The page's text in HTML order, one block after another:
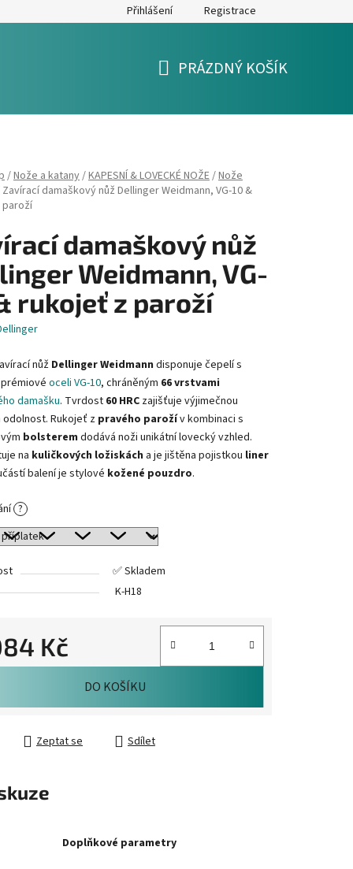
Formulář pro reklamaci a výměnu zboží Moje objednávka
Přihlášení Registrace
PRÁZDNÝ KOŠÍK
/Nože a katany/KAPESNÍ & LOVECKÉ NOŽE/Nože
Zavírací damaškový nůž Dellinger Weidmann, VG-10 &
damaškový nůž
Weidmann, VG-
rukojeť z paroží
nůžDellinger Weidmann disponuje čepelí s
oceli VG-10, chráněným 66 vrstvami
damašku. Tvrdost 60 HRC zajišťuje výjimečnou
Rukojeť zpravého parožív kombinaci s
bolsterem dodává noži unikátní lovecký vzhled.
na kuličkových ložiskách a je jištěna pojistkou liner
balení je stylové kožené pouzdro.
?
✅ Skladem
K-H18
Kč
DO KOŠÍKU
Zeptat se Sdílet
Doplňkové parametry